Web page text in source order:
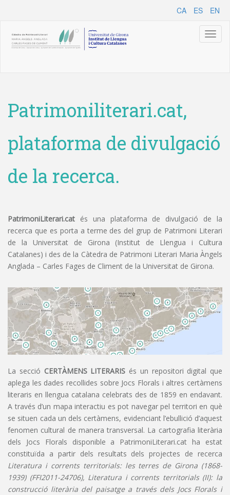
CA ES EN
Patrimoniliterari.cat,
plataforma de divulgació
de la recerca.
PatrimoniLiterari.cat és una plataforma de divulgació de la
recerca que es porta a terme des del grup de Patrimoni Literari
de la Universitat de Girona (Institut de Llengua i Cultura
Catalanes) i des de la Càtedra de Patrimoni Literari Maria Àngels
Anglada – Carles Fages de Climent de la Universitat de Girona.
La secció CERTÀMENS LITERARIS és un repositori digital que
aplega les dades recollides sobre Jocs Florals i altres certàmens
literaris en llengua catalana celebrats des de 1859 en endavant.
A través d’un mapa interactiu es pot navegar pel territori en què
se situen cada un dels certàmens, evidenciant l’ebullició d’aquest
fenomen cultural de manera transversal. La cartografia literària
dels Jocs Florals disponible a PatrimoniLiterari.cat ha estat
constituïda a partir dels resultats dels projectes de recerca
Literatura i corrents territorials: les terres de Girona (1868-
1939) (FFI2011-24706), Literatura i corrents territorials (II): la
construcció literària del paisatge a través dels Jocs Florals i